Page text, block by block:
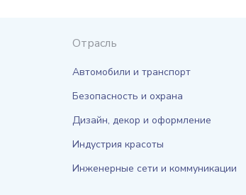
Отрасль
Автомобили и транспорт
Безопасность и охрана
Дизайн, декор и оформление
Индустрия красоты
Инженерные сети и коммуникации